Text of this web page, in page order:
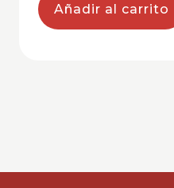
Añadir al carrito